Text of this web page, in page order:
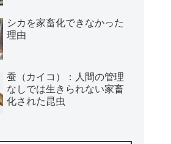
シカを家畜化できなかった
理由
蚕（カイコ）：人間の管理
なしでは生きられない家畜
化された昆虫